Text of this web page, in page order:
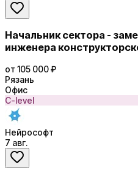
Начальник сектора -
инженера
от 105 000 ₽
Рязань
Офис
C-level
Нейрософт
7 авг.